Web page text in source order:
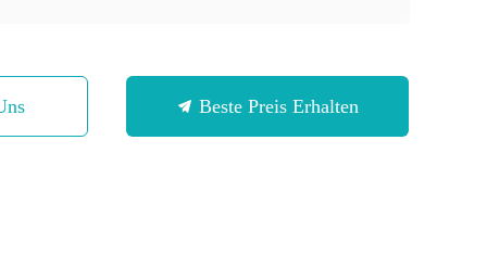
Beste Preis Erhalten